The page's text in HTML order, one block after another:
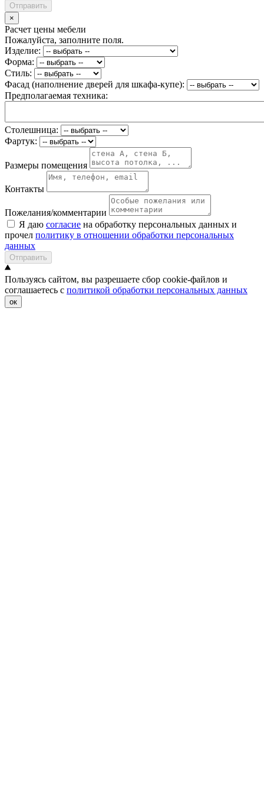
Отправить
×
Расчет цены мебели
Пожалуйста, заполните поля.
Изделие:
Форма:
Стиль:
Фасад (наполнение дверей для шкафа-купе):
Предполагаемая техника:
Столешница:
Фартук:
Размеры помещения
Контакты
Пожелания/комментарии
Я даю согласие на обработку персональных данных и
прочел политику в отношении обработки персональных
данных
Отправить
Пользуясь сайтом, вы разрешаете сбор cookie-файлов и
соглашаетесь с политикой обработки персональных данных
ок